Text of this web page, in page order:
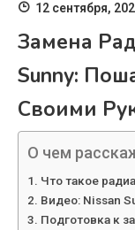
12 сентября,
Замена
Sunny:
Своими
О чем
Что такое
Видео: Nissan
Подготовка к